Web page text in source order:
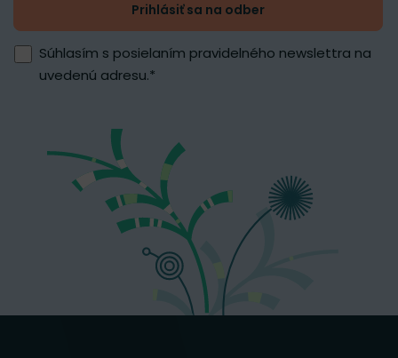
Prihlásiť sa na odber
Súhlasím s posielaním pravidelného newslettra na
uvedenú adresu.*